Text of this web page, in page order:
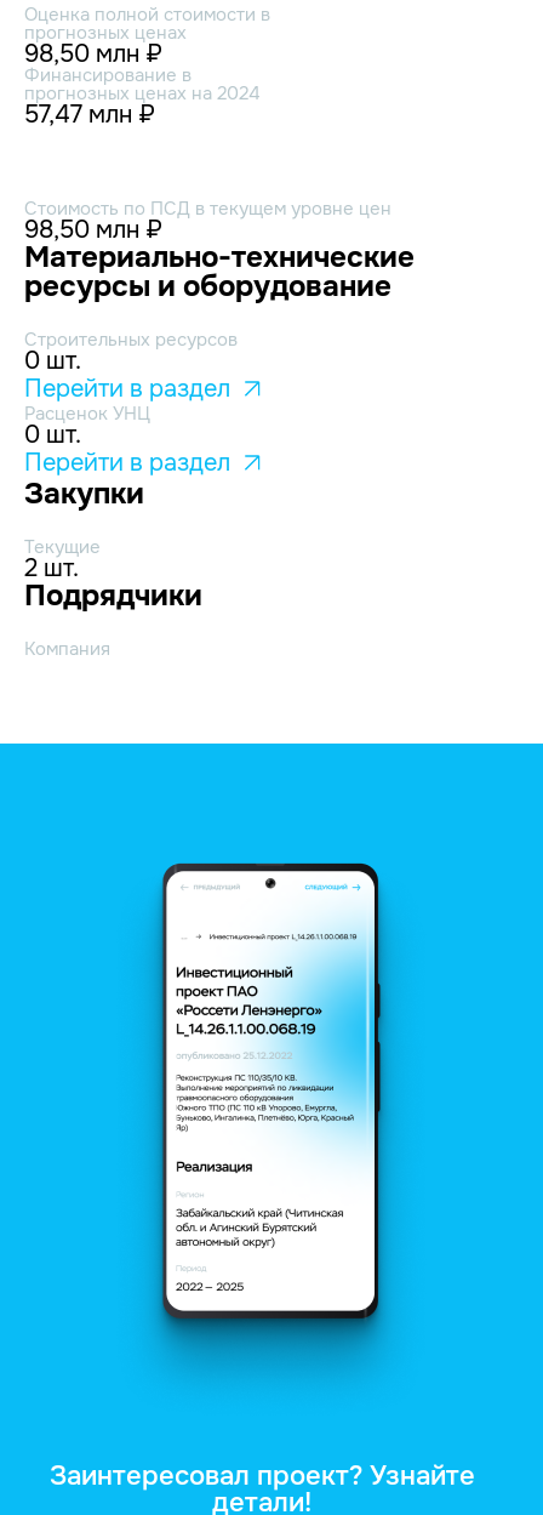
Оценка полной стоимости в
прогнозных ценах
98,50 млн ₽
Финансирование в
прогнозных ценах на 2024
57,47 млн ₽
Стоимость по ПСД в текущем уровне цен
98,50 млн ₽
Материально-технические
ресурсы и оборудование
Строительных ресурсов
0 шт.
Перейти в раздел
Расценок УНЦ
0 шт.
Перейти в раздел
Закупки
Текущие
2 шт.
Подрядчики
Компания
Заинтересовал проект? Узнайте
детали!